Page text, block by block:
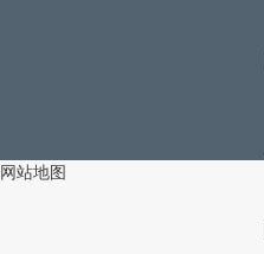
网站地图